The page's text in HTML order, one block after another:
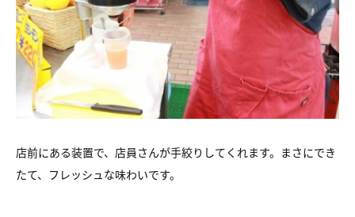
店前にある装置で、店員さんが手絞りしてくれます。まさにでき
たて、フレッシュな味わいです。